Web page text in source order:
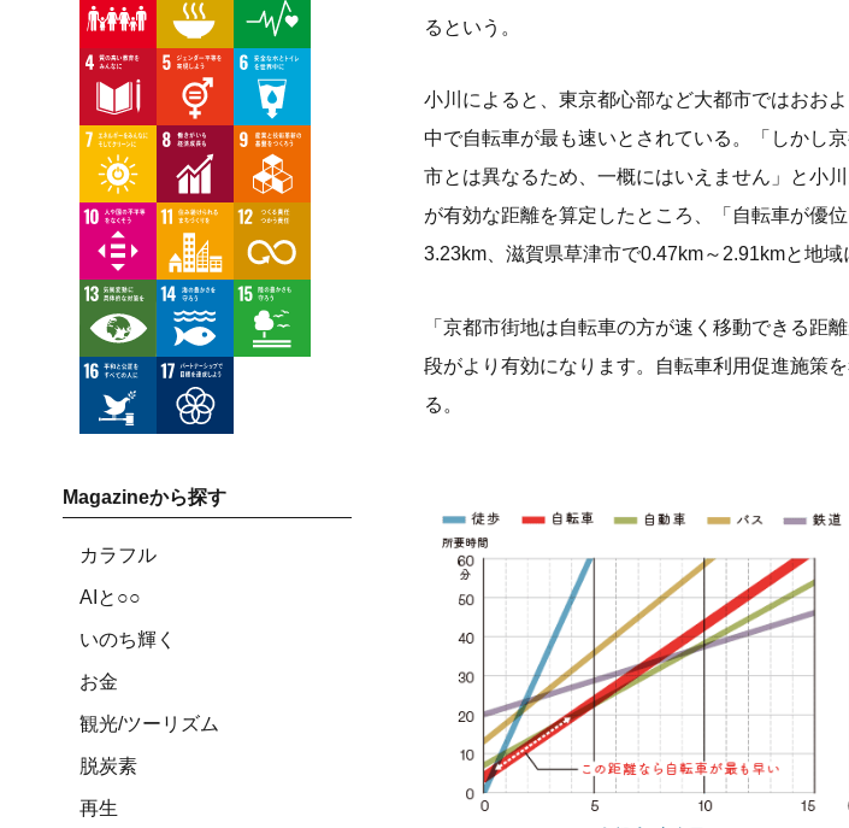
Magazineから探す
カラフル
AIと○○
いのち輝く
お金
観光/ツーリズム
脱炭素
再生
るという。
小川によると、東京都心部など大都市ではおお
中で自転車が最も速いとされている。「しかし
市とは異なるため、一概にはいえません」と小
が有効な距離を算定したところ、「自転車が優
3.23km、滋賀県草津市で0.47km～2.91kmと地域
「京都市街地は自転車の方が速く移動できる距
段がより有効になります。自転車利用促進施策
る。